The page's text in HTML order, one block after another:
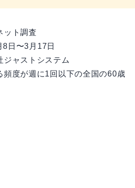
ット調査
日〜3月17日
ジャストシステム
頻度が週に1回以下の全国の60歳